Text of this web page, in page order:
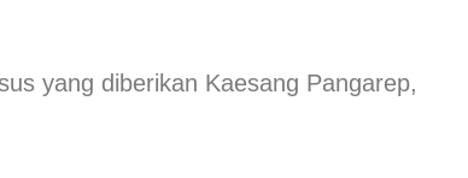
yang diberikan Kaesang Pangarep,